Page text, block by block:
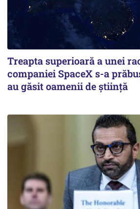
Treapta superioară a unei
companiei SpaceX s-a
au găsit oamenii de știință